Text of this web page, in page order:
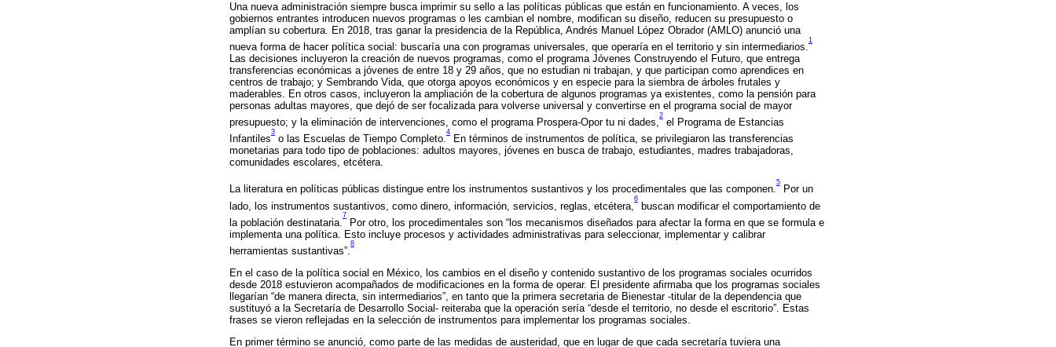
Una nueva administración siempre busca imprimir su sello a las políticas públicas que están en funcionamiento. A veces, los
gobiernos entrantes introducen nuevos programas o les cambian el nombre, modifican su diseño, reducen su presupuesto o
amplían su cobertura. En 2018, tras ganar la presidencia de la República, Andrés Manuel López Obrador (AMLO) anunció una
nueva forma de hacer política social: buscaría una con programas universales, que operaría en el territorio y sin intermediarios.
1
Las decisiones incluyeron la creación de nuevos programas, como el programa Jóvenes Construyendo el Futuro, que entrega
transferencias económicas a jóvenes de entre 18 y 29 años, que no estudian ni trabajan, y que participan como aprendices en
centros de trabajo; y Sembrando Vida, que otorga apoyos económicos y en especie para la siembra de árboles frutales y
maderables. En otros casos, incluyeron la ampliación de la cobertura de algunos programas ya existentes, como la pensión para
personas adultas mayores, que dejó de ser focalizada para volverse universal y convertirse en el programa social de mayor
presupuesto; y la eliminación de intervenciones, como el programa Prospera-Opor tu ni dades,
2
el Programa de Estancias
Infantiles
3
o las Escuelas de Tiempo Completo.
4
En términos de instrumentos de política, se privilegiaron las transferencias
monetarias para todo tipo de poblaciones: adultos mayores, jóvenes en busca de trabajo, estudiantes, madres trabajadoras,
comunidades escolares, etcétera.
La literatura en políticas públicas distingue entre los instrumentos sustantivos y los procedimentales que las componen.
5
Por un
lado, los instrumentos sustantivos, como dinero, información, servicios, reglas, etcétera,
6
buscan modificar el comportamiento de
la población destinataria.
7
Por otro, los procedimentales son “los mecanismos diseñados para afectar la forma en que se formula e
implementa una política. Esto incluye procesos y actividades administrativas para seleccionar, implementar y calibrar
herramientas sustantivas”.
8
En el caso de la política social en México, los cambios en el diseño y contenido sustantivo de los programas sociales ocurridos
desde 2018 estuvieron acompañados de modificaciones en la forma de operar. El presidente afirmaba que los programas sociales
llegarían “de manera directa, sin intermediarios”, en tanto que la primera secretaria de Bienestar -titular de la dependencia que
sustituyó a la Secretaría de Desarrollo Social- reiteraba que la operación sería “desde el territorio, no desde el escritorio”. Estas
frases se vieron reflejadas en la selección de instrumentos para implementar los programas sociales.
En primer término se anunció, como parte de las medidas de austeridad, que en lugar de que cada secretaría tuviera una